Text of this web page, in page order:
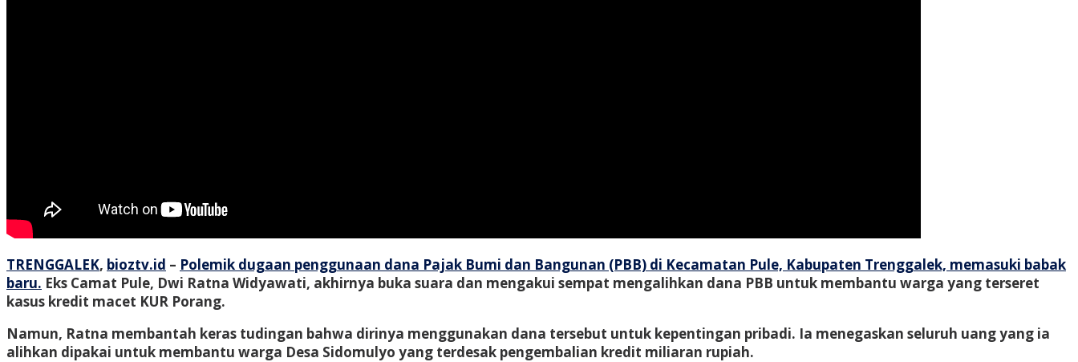
TRENGGALEK, bioztv.id – Polemik dugaan penggunaan dana Pajak Bumi dan Bangunan (PBB) di Kecamatan Pule, Kabupaten Trenggalek, memasuki babak
baru. Eks Camat Pule, Dwi Ratna Widyawati, akhirnya buka suara dan mengakui sempat mengalihkan dana PBB untuk membantu warga yang terseret
kasus kredit macet KUR Porang.
Namun, Ratna membantah keras tudingan bahwa dirinya menggunakan dana tersebut untuk kepentingan pribadi. Ia menegaskan seluruh uang yang ia
alihkan dipakai untuk membantu warga Desa Sidomulyo yang terdesak pengembalian kredit miliaran rupiah.